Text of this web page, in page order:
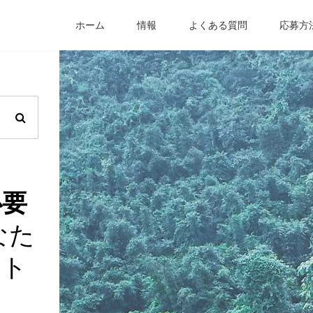
ホーム 情報 よくある質問 応募方